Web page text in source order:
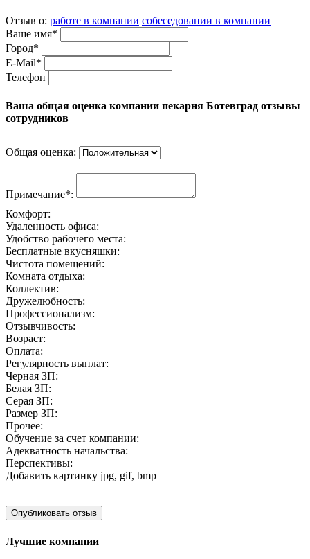
Отзыв о: работе в компании собеседовании в компании
Ваше имя*
Город*
E-Mail*
Телефон
Ваша общая оценка компании пекарня Ботевград отзывы
сотрудников
Общая оценка:
Примечание*:
Комфорт:
Удаленность офиса:
Удобство рабочего места:
Бесплатные вкусняшки:
Чистота помещений:
Комната отдыха:
Коллектив:
Дружелюбность:
Профессионализм:
Отзывчивость:
Возраст:
Оплата:
Регулярность выплат:
Черная ЗП:
Белая ЗП:
Серая ЗП:
Размер ЗП:
Прочее:
Обучение за счет компании:
Адекватность начальства:
Перспективы:
Добавить картинку jpg, gif, bmp
Лучшие компании